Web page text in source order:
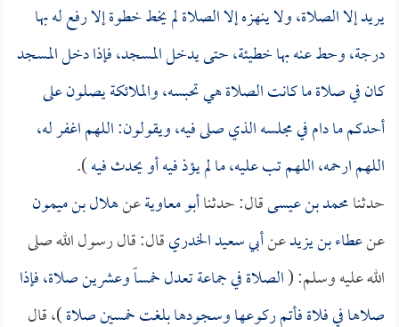
يريد إلا الصلاة، ولا ينهزه إلا الصلاة لم يخط خطوة إلا رفع له بها
درجة، وحط عنه بها خطيئة، حتى يدخل المسجد، فإذا دخل المسجد
كان في صلاة ما كانت الصلاة هي تحبسه، والملائكة يصلون على
أحدكم ما دام في مجلسه الذي صلى فيه، ويقولون: اللهم اغفر له،
اللهم ارحمه، اللهم تب عليه، ما لم يؤذ فيه أو يحدث فيه).
حدثنامحمد بن عيسىقال: حدثناأبو معاويةعنهلال بن ميمون
عنعطاء بن يزيدعنأبي سعيد الخدريقال: قال رسول الله صلى
الله عليه وسلم: (الصلاة في جماعة تعدل خمساً وعشرين صلاة، فإذا
صلاها في فلاة فأتم ركوعها وسجودها بلغت خمسين صلاة)، قال